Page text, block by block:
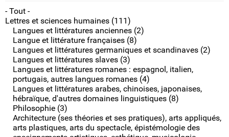
- Tout -
Lettres et sciences humaines (111)
Langues et littératures anciennes (2)
Langue et littérature françaises (8)
Langues et littératures germaniques et scandinaves (2)
Langues et littératures slaves (3)
Langues et littératures romanes : espagnol, italien,
portugais, autres langues romanes (4)
Langues et littératures arabes, chinoises, japonaises,
hébraïque, d'autres domaines linguistiques (8)
Philosophie (3)
Architecture (ses théories et ses pratiques), arts appliqués,
arts plastiques, arts du spectacle, épistémologie des